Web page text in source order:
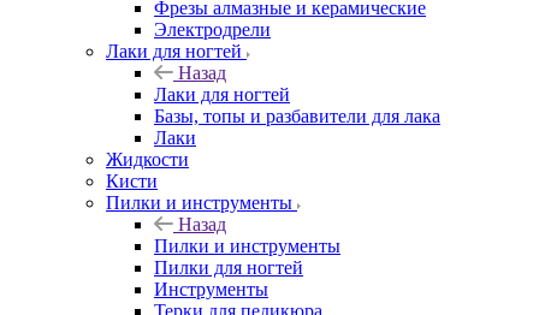
Фрезы алмазные и керамические
Электродрели
Лаки для ногтей
Назад
Лаки для ногтей
Базы, топы и разбавители для лака
Лаки
Жидкости
Кисти
Пилки и инструменты
Назад
Пилки и инструменты
Пилки для ногтей
Инструменты
Терки для педикюра